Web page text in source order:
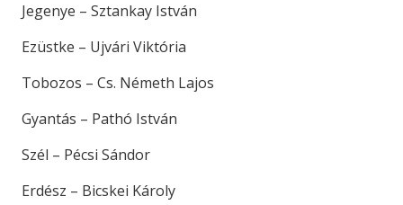
Jegenye – Sztankay István
Ezüstke – Ujvári Viktória
Tobozos – Cs. Németh Lajos
Gyantás – Pathó István
Szél – Pécsi Sándor
Erdész – Bicskei Károly